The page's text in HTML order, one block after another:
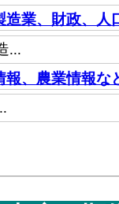
造業、財政、人
...
報、農業情報な